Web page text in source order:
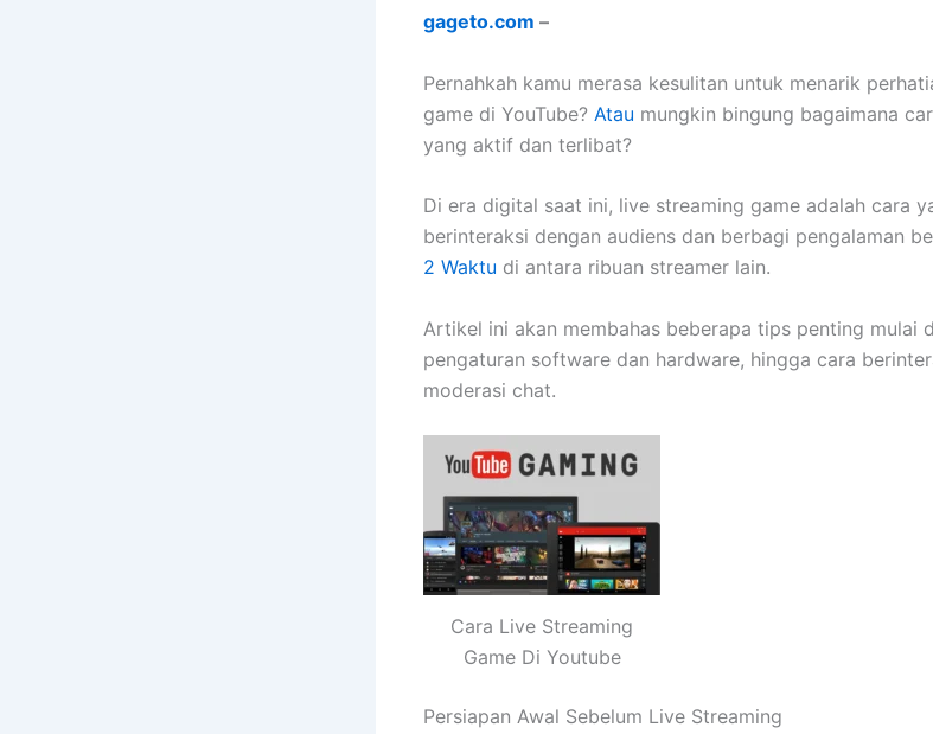
gageto.com –
Pernahkah kamu merasa kesulitan untuk menarik
game di YouTube? Atau mungkin bingung bagaimana
yang aktif dan terlibat?
Di era digital saat ini, live streaming game adalah cara
berinteraksi dengan audiens dan berbagi pengalaman
2 Waktu di antara ribuan streamer lain.
Artikel ini akan membahas beberapa tips penting mulai
pengaturan software dan hardware, hingga cara
moderasi chat.
Cara Live Streaming
Game Di Youtube
Persiapan Awal Sebelum Live Streaming